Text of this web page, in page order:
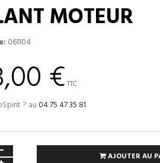
MOTEUR
061104
€TTC
? au 04 75 47 35 81
AJOUTER AU